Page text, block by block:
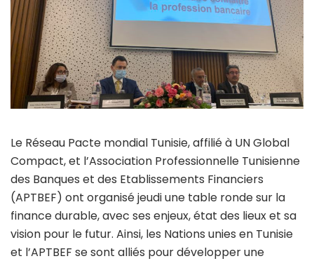
Le Réseau Pacte mondial Tunisie, affilié à UN Global
Compact, et l’Association Professionnelle Tunisienne
des Banques et des Etablissements Financiers
(APTBEF) ont organisé jeudi une table ronde sur la
finance durable, avec ses enjeux, état des lieux et sa
vision pour le futur. Ainsi, les Nations unies en Tunisie
et l’APTBEF se sont alliés pour développer une